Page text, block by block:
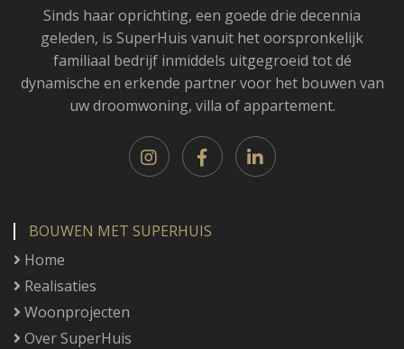
Sinds haar oprichting, een goede drie decennia
geleden, is SuperHuis vanuit het oorspronkelijk
familiaal bedrijf inmiddels uitgegroeid tot dé
dynamische en erkende partner voor het bouwen van
uw droomwoning, villa of appartement.
BOUWEN MET SUPERHUIS
Home
Realisaties
Woonprojecten
Over SuperHuis